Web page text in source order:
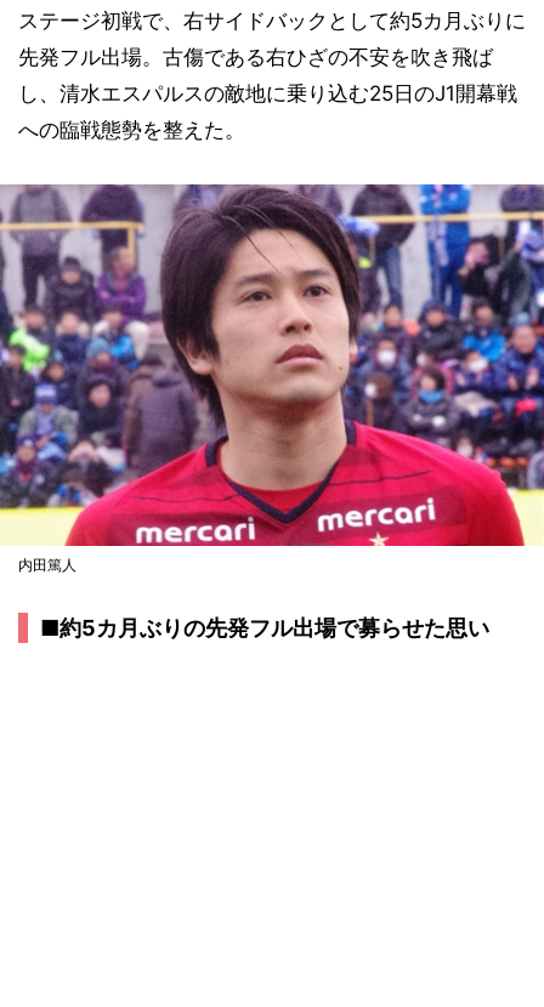
ステージ初戦で、右サイドバックとして約5カ月ぶりに
先発フル出場。古傷である右ひざの不安を吹き飛ば
し、清水エスパルスの敵地に乗り込む25日のJ1開幕戦
への臨戦態勢を整えた。
内田篤人
■約5カ月ぶりの先発フル出場で募らせた思い